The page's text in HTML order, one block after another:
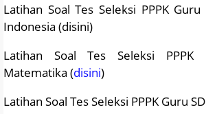
Latihan Soal Tes Seleksi PPPK
Indonesia (disini)
Latihan Soal Tes Seleksi
Matematika (disini)
Latihan Soal Tes Seleksi PPPK Guru